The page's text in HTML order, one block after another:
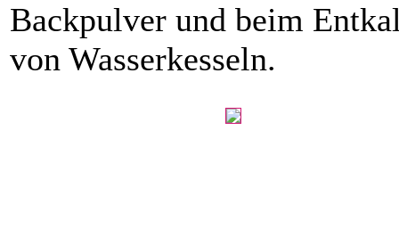
Backpulver und beim
von Wasserkesseln.